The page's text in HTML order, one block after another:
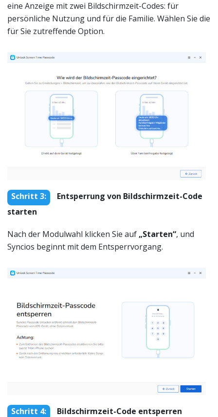
eine Anzeige mit zwei Bildschirmzeit-Codes: für
persönliche Nutzung und für die Familie. Wählen Sie die
für Sie zutreffende Option.
Schritt 3:
Entsperrung von Bildschirmzeit-Code
starten
Nach der Modulwahl klicken Sie auf „Starten“, und
Syncios beginnt mit dem Entsperrvorgang.
Schritt 4: Bildschirmzeit-Code entsperren